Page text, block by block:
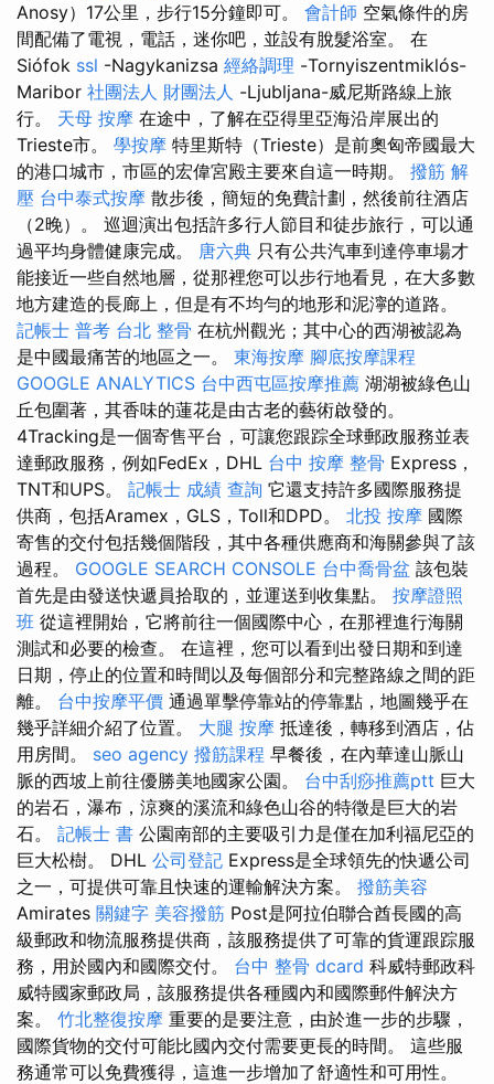
Anosy）17公里，步行15分鐘即可。 會計師 空氣條件的房
間配備了電視，電話，迷你吧，並設有脫髮浴室。 在
Siófok ssl -Nagykanizsa 經絡調理 -Tornyiszentmiklós-
Maribor 社團法人 財團法人 -Ljubljana-威尼斯路線上旅
行。 天母 按摩 在途中，了解在亞得里亞海沿岸展出的
Trieste市。 學按摩 特里斯特（Trieste）是前奧匈帝國最大
的港口城市，市區的宏偉宮殿主要來自這一時期。 撥筋 解
壓 台中泰式按摩 散步後，簡短的免費計劃，然後前往酒店
（2晚）。 巡迴演出包括許多行人節目和徒步旅行，可以通
過平均身體健康完成。 唐六典 只有公共汽車到達停車場才
能接近一些自然地層，從那裡您可以步行地看見，在大多數
地方建造的長廊上，但是有不均勻的地形和泥濘的道路。
記帳士 普考 台北 整骨 在杭州觀光；其中心的西湖被認為
是中國最痛苦的地區之一。 東海按摩 腳底按摩課程
GOOGLE ANALYTICS 台中西屯區按摩推薦 湖湖被綠色山
丘包圍著，其香味的蓮花是由古老的藝術啟發的。
4Tracking是一個寄售平台，可讓您跟踪全球郵政服務並表
達郵政服務，例如FedEx，DHL 台中 按摩 整骨 Express，
TNT和UPS。 記帳士 成績 查詢 它還支持許多國際服務提
供商，包括Aramex，GLS，Toll和DPD。 北投 按摩 國際
寄售的交付包括幾個階段，其中各種供應商和海關參與了該
過程。 GOOGLE SEARCH CONSOLE 台中喬骨盆 該包裝
首先是由發送快遞員拾取的，並運送到收集點。 按摩證照
班 從這裡開始，它將前往一個國際中心，在那裡進行海關
測試和必要的檢查。 在這裡，您可以看到出發日期和到達
日期，停止的位置和時間以及每個部分和完整路線之間的距
離。 台中按摩平價 通過單擊停靠站的停靠點，地圖幾乎在
幾乎詳細介紹了位置。 大腿 按摩 抵達後，轉移到酒店，佔
用房間。 seo agency 撥筋課程 早餐後，在內華達山脈山
脈的西坡上前往優勝美地國家公園。 台中刮痧推薦ptt 巨大
的岩石，瀑布，涼爽的溪流和綠色山谷的特徵是巨大的岩
石。 記帳士 書 公園南部的主要吸引力是僅在加利福尼亞的
巨大松樹。 DHL 公司登記 Express是全球領先的快遞公司
之一，可提供可靠且快速的運輸解決方案。 撥筋美容
Amirates 關鍵字 美容撥筋 Post是阿拉伯聯合酋長國的高
級郵政和物流服務提供商，該服務提供了可靠的貨運跟踪服
務，用於國內和國際交付。 台中 整骨 dcard 科威特郵政科
威特國家郵政局，該服務提供各種國內和國際郵件解決方
案。 竹北整復按摩 重要的是要注意，由於進一步的步驟，
國際貨物的交付可能比國內交付需要更長的時間。 這些服
務通常可以免費獲得，這進一步增加了舒適性和可用性。